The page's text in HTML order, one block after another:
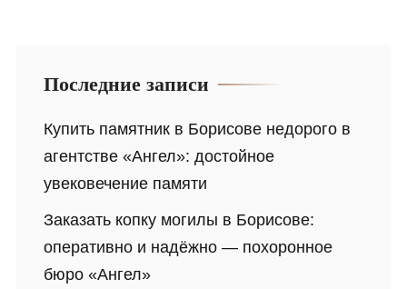
Последние записи
Купить памятник в Борисове недорого в
агентстве «Ангел»: достойное
увековечение памяти
Заказать копку могилы в Борисове:
оперативно и надёжно — похоронное
бюро «Ангел»